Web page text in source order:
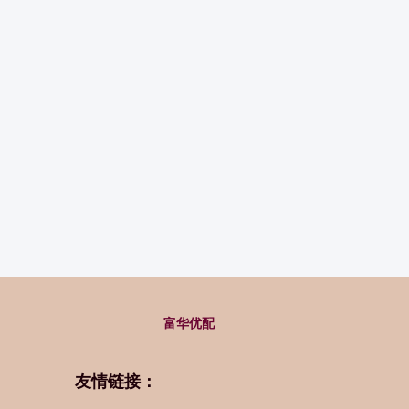
富华优配
友情链接：